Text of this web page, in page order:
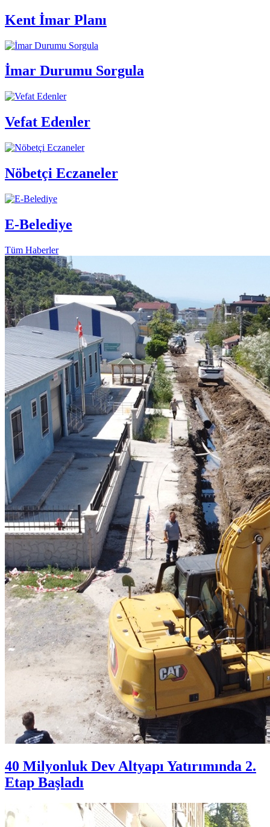
Kent İmar Planı
İmar Durumu Sorgula
Vefat Edenler
Nöbetçi Eczaneler
E-Belediye
Tüm Haberler
40 Milyonluk Dev Altyapı Yatırımında 2.
Etap Başladı